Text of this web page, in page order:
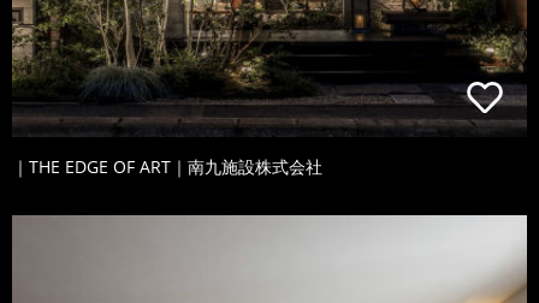
｜THE EDGE OF ART｜南九施設株式会社